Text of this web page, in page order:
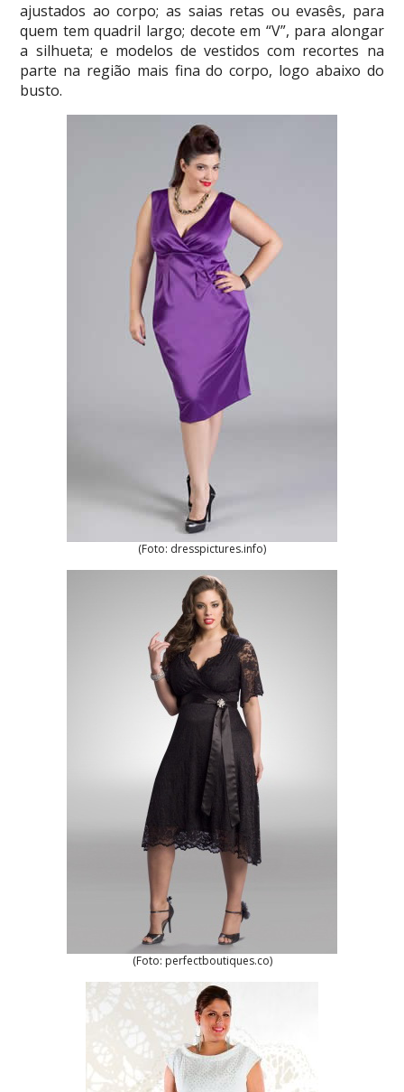
ajustados ao corpo; as saias retas ou evasês, para
quem tem quadril largo; decote em “V”, para alongar
a silhueta; e modelos de vestidos com recortes na
parte na região mais fina do corpo, logo abaixo do
busto.
(Foto: dresspictures.info)
(Foto: perfectboutiques.co)